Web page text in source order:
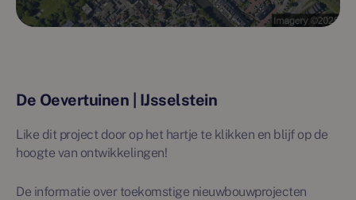
De Oevertuinen | IJsselstein
Like dit project door op het hartje te klikken en blijf op de
hoogte van ontwikkelingen!
De informatie over toekomstige nieuwbouwprojecten